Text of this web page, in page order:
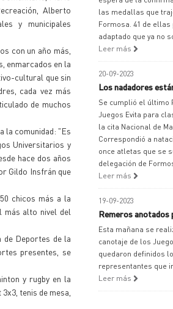
Alberto
y municipales
con un año más,
enmarcados en la
cultural que sin
cada vez más
de muchos
la comunidad: "Es
Universitarios y
hace dos años
Gildo Insfrán que
chicos más a la
más alto nivel del
de Deportes de la
presentes, se
y rugby en la
tenis de mesa,
las medallas que
Formosa. 41 de
adaptado que ya no
Leer más
20-09-2023
Los nadadores
Se cumplió el último
Juegos Evita para
la cita Nacional de
Correspondió a
once atletas que se
delegación de
Leer más
19-09-2023
Remeros anotados
Esta mañana se
canotaje de los
quedaron definidos
representantes que
Leer más